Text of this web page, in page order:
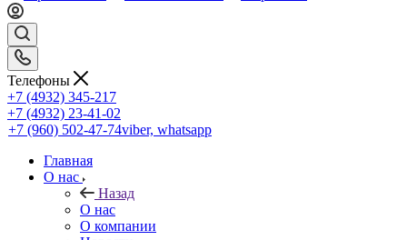
Телефоны
+7 (4932) 345-217
+7 (4932) 23-41-02
+7 (960) 502-47-74viber, whatsapp
Главная
О нас
Назад
О нас
О компании